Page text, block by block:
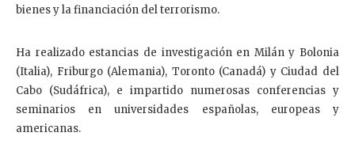
bienes y la financiación del terrorismo.
Ha realizado estancias de investigación en Milán y Bolonia
(Italia), Friburgo (Alemania), Toronto (Canadá) y Ciudad del
Cabo (Sudáfrica), e impartido numerosas conferencias y
seminarios en universidades españolas, europeas y
americanas.